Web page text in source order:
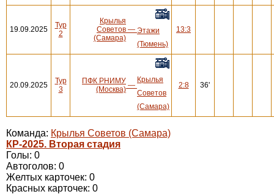
19.09.2025
Тур
2
Крылья
Советов
(Самара)
— Этажи
(Тюмень)
13:3
20.09.2025
Тур
3
ПФК РНИМУ
(Москва) —
Крылья
Советов
(Самара)
2:8 36'
Команда: Крылья Советов (Самара)
КР-2025. Вторая стадия
Голы: 0
Автоголов: 0
Желтых карточек: 0
Красных карточек: 0